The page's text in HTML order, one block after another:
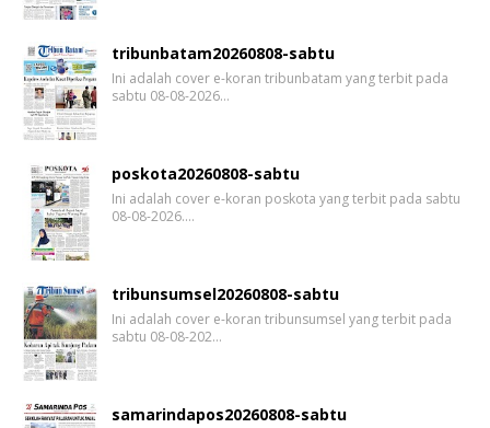
tribunbatam20260808-sabtu
Ini adalah cover e-koran tribunbatam yang terbit pada
sabtu 08-08-2026…
poskota20260808-sabtu
Ini adalah cover e-koran poskota yang terbit pada sabtu
08-08-2026.…
tribunsumsel20260808-sabtu
Ini adalah cover e-koran tribunsumsel yang terbit pada
sabtu 08-08-202…
samarindapos20260808-sabtu